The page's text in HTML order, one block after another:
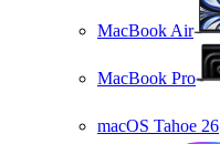
MacBook Air
MacBook Pro
macOS Tahoe 26